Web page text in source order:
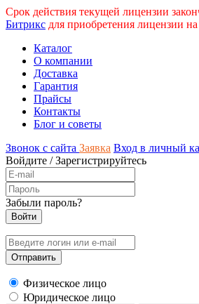
Срок действия текущей лицензии
Битрикс для приобретения лицензии
Каталог
О компании
Доставка
Гарантия
Прайсы
Контакты
Блог и советы
Звонок с сайта Заявка Вход в личный
Войдите /Зарегистрируйтесь
Забыли пароль?
Физическое лицо
Юридическое лицо